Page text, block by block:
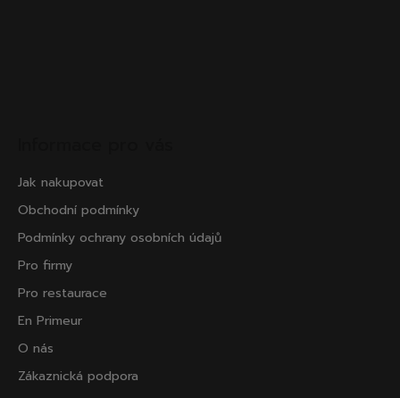
Jak nakupovat
Obchodní podmínky
Podmínky ochrany osobních údajů
Pro firmy
Pro restaurace
En Primeur
O nás
Zákaznická podpora